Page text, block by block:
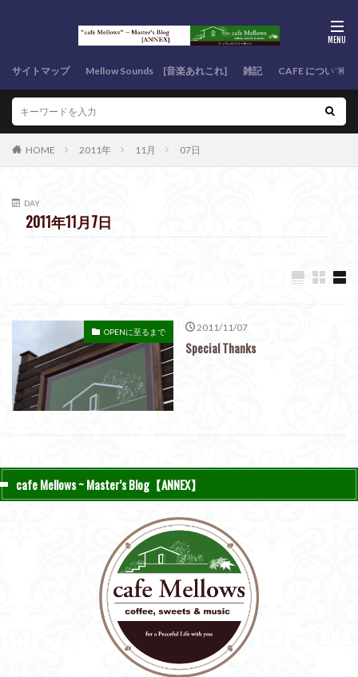
サイトマップ Mellow Sounds [音楽あれこれ] 雑記 CAFE について
HOME 2011年 11月 07日
DAY
2011年11月7日
OPENに至るまで 2011/11/07
Special Thanks
cafe Mellows ~ Master’s Blog【ANNEX】